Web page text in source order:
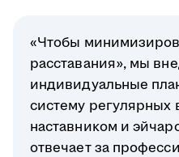
«Чтобы
расставания», мы
индивидуальные
систему регулярных
наставником и
отвечает за